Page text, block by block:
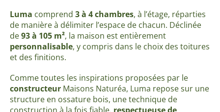
Luma comprend 3 à 4 chambres, à l’étage, réparties
de manière à délimiter l’espace de chacun. Déclinée
de93 à 105 m², la maison est entièrement
personnalisable, y compris dans le choix des toitures
et des finitions.
Comme toutes les inspirations proposées par le
constructeur Maisons Naturéa, Luma repose sur une
structure en ossature bois, une technique de